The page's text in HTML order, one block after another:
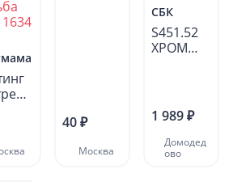
(I
40 ₽
Москва
СБК
S451.52
ХРОМ
м...
1 989 ₽
Домодед
ово